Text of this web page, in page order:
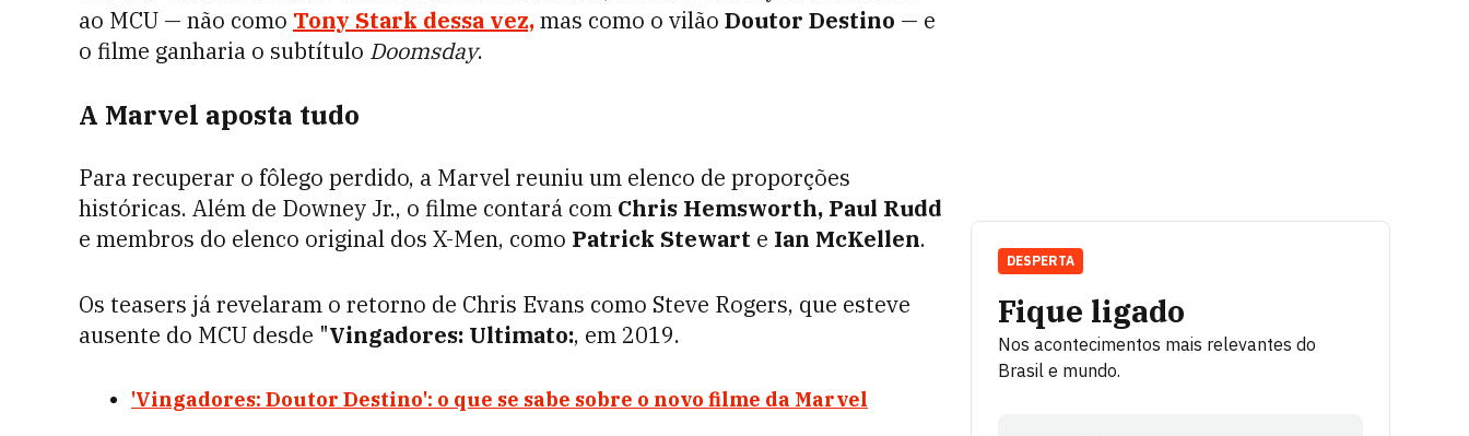
ao MCU — não como Tony Stark dessa vez,mas como o vilão Doutor Destino — e
o filme ganharia o subtítulo Doomsday.
A Marvel aposta tudo
Para recuperar o fôlego perdido, a Marvel reuniu um elenco de proporções
históricas. Além de Downey Jr., o filme contará com Chris Hemsworth, Paul Rudd
e membros do elenco original dos X-Men, como Patrick Stewart e Ian McKellen.
Os teasers já revelaram o retorno de Chris Evans como Steve Rogers, que esteve
ausente do MCU desde "Vingadores: Ultimato:, em 2019.
'Vingadores: Doutor Destino': o que se sabe sobre o novo filme da Marvel
Fique ligado
Nos acontecimentos mais relevantes do
Brasil e mundo.
DESPERTA